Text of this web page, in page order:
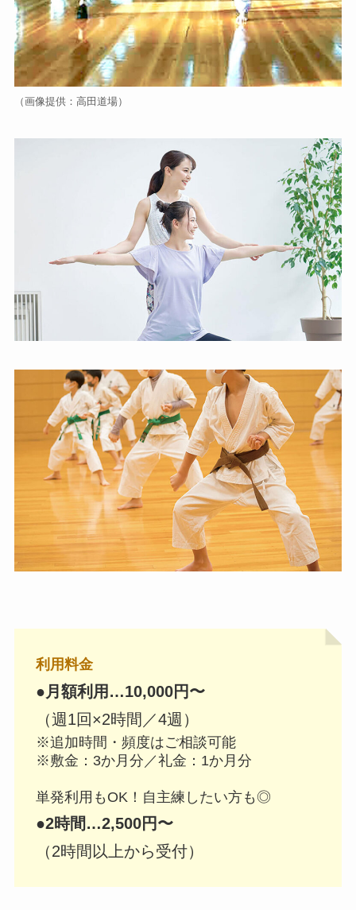
（画像提供：高田道場）
利用料金
● 月額利用…10,000円〜
（週1回×2時間／4週）
※追加時間・頻度はご相談可能
※敷金：3か月分／礼金：1か月分
単発利用もOK！自主練したい方も◎
●2時間…2,500円〜
（2時間以上から受付）